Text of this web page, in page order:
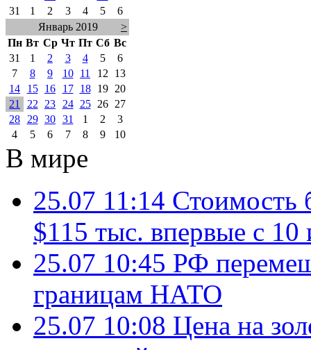
31
1 2 3 4 5
6
Январь 2019
>
Пн Вт Ср Чт Пт Сб Вс
31
1 2 3 4 5
6
7
8 9 10 11 12
13
14
15 16 17 18 19
20
21
22 23 24 25 26
27
28
29 30 31 1 2
3
4
5 6 7 8 9 10
В мире
25.07 11:14 Стоимость
$115 тыс. впервые с 10
25.07 10:45 РФ
границам НАТО
25.07 10:08 Цена на